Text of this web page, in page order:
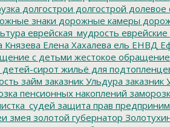
долгострои долгострой долевое
знаки дорожные камеры
еврейская_мудрость
Князева Елена Хахалева ель ЕНВД
с детьми жестокое
сирот жильё для
займ заказник Ульдура заказник
пенсионных накоплений
защита прав
змея золотой губернатор